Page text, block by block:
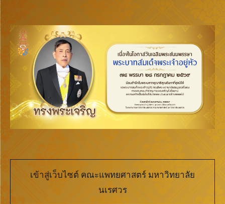
เข้าสู่เว็บไซต์ คณะแพทยศาสตร์ มหาวิทยาลัย
นเรศวร